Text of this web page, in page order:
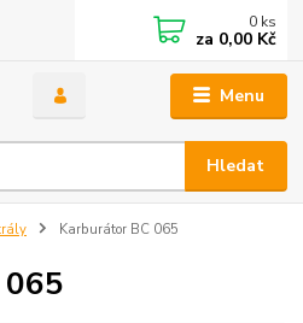
Menu
Hledat
0 ks
za 0,00 Kč
Karburátor BC 065